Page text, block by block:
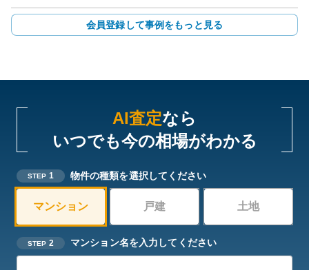
会員登録して事例をもっと見る
AI査定なら
いつでも今の相場がわかる
STEP 1 物件の種類を選択してください
マンション 戸建 土地
STEP 2 マンション名を入力してください